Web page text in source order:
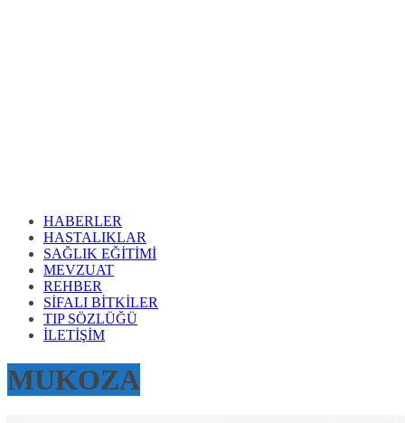
HABERLER
HASTALIKLAR
SAĞLIK EĞİTİMİ
MEVZUAT
REHBER
SİFALI BİTKİLER
TIP SÖZLÜĞÜ
İLETİŞİM
MUKOZA